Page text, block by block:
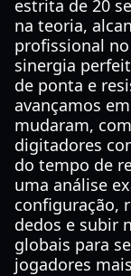
estrita de 20
na teoria,
profissional no
sinergia
de ponta e
avançamos
mudaram,
digitadores
do tempo de
uma análise
configuração,
dedos e subir
globais para
jogadores